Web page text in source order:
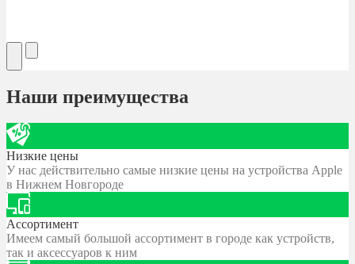
Наши преимущества
Низкие цены
У нас действительно самые низкие цены на устройства Apple
в Нижнем Новгороде
Ассортимент
Имеем самый большой ассортимент в городе как устройств,
так и аксессуаров к ним